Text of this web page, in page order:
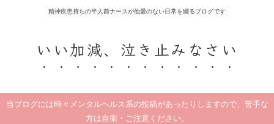
精神疾患持ちの半人前ナースが他愛のない日常を綴るブログです
いい加減、泣き止みなさい
当ブログには時々メンタルヘルス系の投稿があったりしますので、苦手な
方は自衛・ご注意ください。